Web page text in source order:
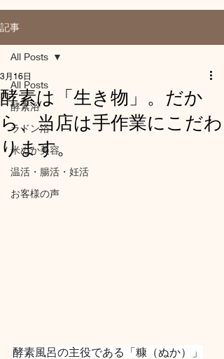
記事
All Posts
酵素浴
ラドン浴
米ぬか美容
温活・腸活・妊活
お客様の声
All Posts
酵素は「生き物」。だか
ら、当店は手作業にこだわ
ります。
3月16日
酵素風呂の主役である「糠（ぬか）」